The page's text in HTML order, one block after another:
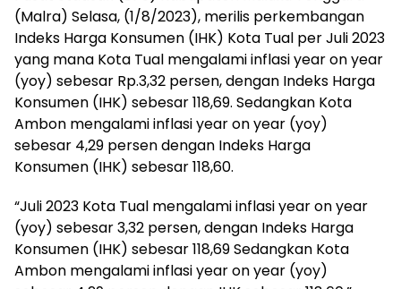
(Malra) Selasa, (1/8/2023), merilis perkembangan
Indeks Harga Konsumen (IHK) Kota Tual per Juli 2023
yang mana Kota Tual mengalami inflasi year on year
(yoy) sebesar Rp.3,32 persen, dengan Indeks Harga
Konsumen (IHK) sebesar 118,69. Sedangkan Kota
Ambon mengalami inflasi year on year (yoy)
sebesar 4,29 persen dengan Indeks Harga
Konsumen (IHK) sebesar 118,60.
“Juli 2023 Kota Tual mengalami inflasi year on year
(yoy) sebesar 3,32 persen, dengan Indeks Harga
Konsumen (IHK) sebesar 118,69 Sedangkan Kota
Ambon mengalami inflasi year on year (yoy)